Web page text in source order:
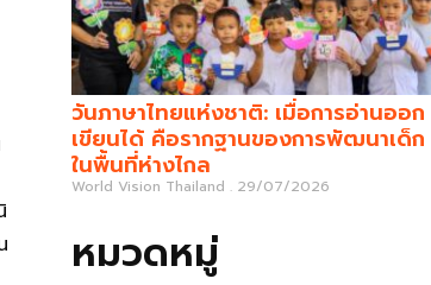
วันภาษาไทยแห่งชาติ: เมื่อการอ่านออก
เขียนได้ คือรากฐานของการพัฒนาเด็ก
ในพื้นที่ห่างไกล
World Vision Thailand 29/07/2026
หมวดหมู่